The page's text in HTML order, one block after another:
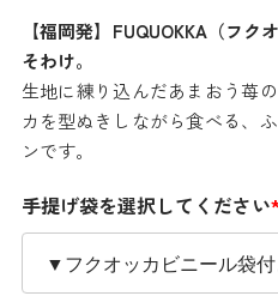
【福岡発】FUQUOKKA（フ
そわけ。
生地に練り込んだあまおう苺
カを型ぬきしながら食べる、
ンです。
手提げ袋を選択してください